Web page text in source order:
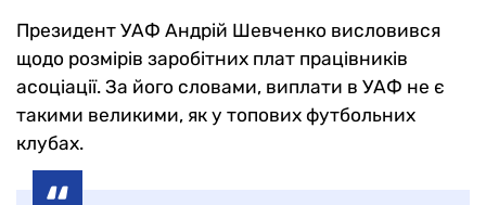
Президент УАФ Андрій Шевченко висловився
щодо розмірів заробітних плат працівників
асоціації. За його словами, виплати в УАФ не є
такими великими, як у топових футбольних
клубах.